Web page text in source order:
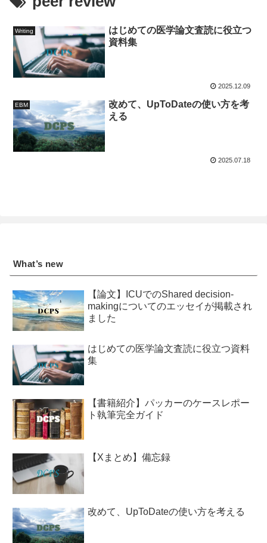
Writing
はじめての医学論文査読に役立つ
資料集
2025.12.09
EBM
改めて、UpToDateの使い方を考
える
2025.07.18
What’s new
【論文】ICUでのShared decision-
makingについてのエッセイが掲載され
ました
はじめての医学論文査読に役立つ資料
集
【書籍紹介】パッカーのケースレポー
ト執筆完全ガイド
【Xまとめ】備忘録
改めて、UpToDateの使い方を考える